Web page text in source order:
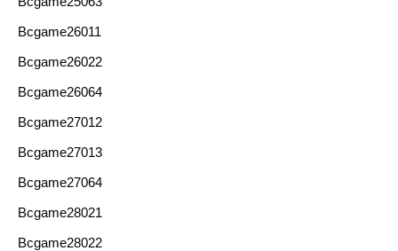
Bcgame26011
Bcgame26022
Bcgame26064
Bcgame27012
Bcgame27013
Bcgame27064
Bcgame28021
Bcgame28022